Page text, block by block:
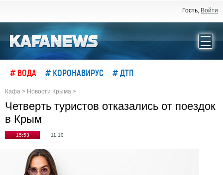
Гость, Войти
# ВОДА # КОРОНАВИРУС # ДТП
Кафа > Новости Крыма >
Четверть туристов отказались от поездок
в Крым
15:53 11.10